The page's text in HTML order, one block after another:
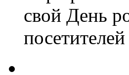
свой День